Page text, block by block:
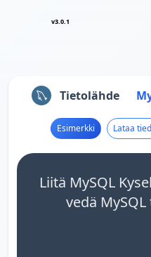
v3.0.1
Tietolähde
Esimerkki Lataa
Liitä MySQL
vedä